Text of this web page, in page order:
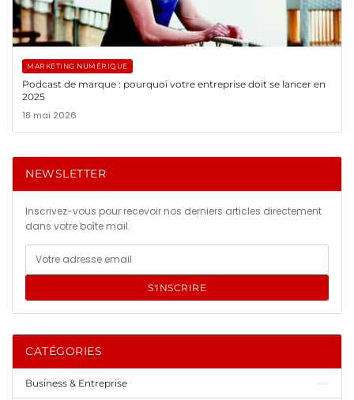
MARKETING NUMÉRIQUE
Podcast de marque : pourquoi votre entreprise doit se lancer en
2025
18 mai 2026
NEWSLETTER
Inscrivez-vous pour recevoir nos derniers articles directement
dans votre boîte mail.
S'INSCRIRE
CATÉGORIES
Business & Entreprise